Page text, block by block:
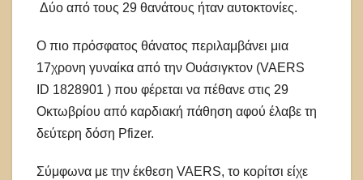
Δύο από τους 29 θανάτους ήταν αυτοκτονίες.
Ο πιο πρόσφατος θάνατος περιλαμβάνει μια
17χρονη γυναίκα από την Ουάσιγκτον (VAERS
ID 1828901 ) που φέρεται να πέθανε στις 29
Οκτωβρίου από καρδιακή πάθηση αφού έλαβε τη
δεύτερη δόση Pfizer.
Σύμφωνα με την έκθεση VAERS, το κορίτσι είχε